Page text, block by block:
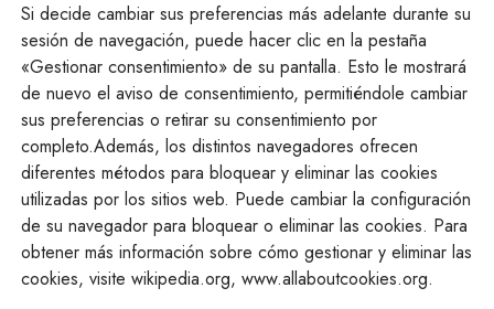
Si decide cambiar sus preferencias más adelante durante su
sesión de navegación, puede hacer clic en la pestaña
«Gestionar consentimiento» de su pantalla. Esto le mostrará
de nuevo el aviso de consentimiento, permitiéndole cambiar
sus preferencias o retirar su consentimiento por
completo.Además, los distintos navegadores ofrecen
diferentes métodos para bloquear y eliminar las cookies
utilizadas por los sitios web. Puede cambiar la configuración
de su navegador para bloquear o eliminar las cookies. Para
obtener más información sobre cómo gestionar y eliminar las
cookies, visite wikipedia.org, www.allaboutcookies.org.